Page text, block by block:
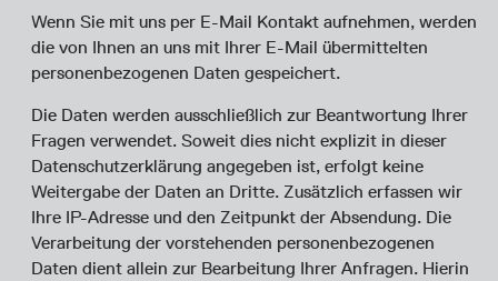
Wenn Sie mit uns per E-Mail Kontakt aufnehmen, werden
die von Ihnen an uns mit Ihrer E-Mail übermittelten
personenbezogenen Daten gespeichert.
Die Daten werden ausschließlich zur Beantwortung Ihrer
Fragen verwendet. Soweit dies nicht explizit in dieser
Datenschutzerklärung angegeben ist, erfolgt keine
Weitergabe der Daten an Dritte. Zusätzlich erfassen wir
Ihre IP-Adresse und den Zeitpunkt der Absendung. Die
Verarbeitung der vorstehenden personenbezogenen
Daten dient allein zur Bearbeitung Ihrer Anfragen. Hierin